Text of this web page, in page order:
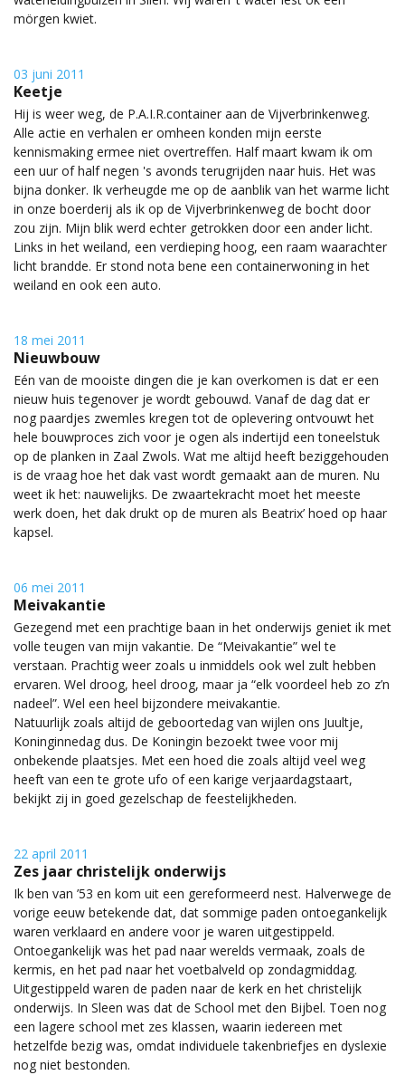
mörgen kwiet.
03 juni 2011
Keetje
Hij is weer weg, de P.A.I.R.container aan de Vijverbrinkenweg.
Alle actie en verhalen er omheen konden mijn eerste
kennismaking ermee niet overtreffen. Half maart kwam ik om
een uur of half negen 's avonds terugrijden naar huis. Het was
bijna donker. Ik verheugde me op de aanblik van het warme licht
in onze boerderij als ik op de Vijverbrinkenweg de bocht door
zou zijn. Mijn blik werd echter getrokken door een ander licht.
Links in het weiland, een verdieping hoog, een raam waarachter
licht brandde. Er stond nota bene een containerwoning in het
weiland en ook een auto.
18 mei 2011
Nieuwbouw
Eén van de mooiste dingen die je kan overkomen is dat er een
nieuw huis tegenover je wordt gebouwd. Vanaf de dag dat er
nog paardjes zwemles kregen tot de oplevering ontvouwt het
hele bouwproces zich voor je ogen als indertijd een toneelstuk
op de planken in Zaal Zwols. Wat me altijd heeft beziggehouden
is de vraag hoe het dak vast wordt gemaakt aan de muren. Nu
weet ik het: nauwelijks. De zwaartekracht moet het meeste
werk doen, het dak drukt op de muren als Beatrix’ hoed op haar
kapsel.
06 mei 2011
Meivakantie
Gezegend met een prachtige baan in het onderwijs geniet ik met
volle teugen van mijn vakantie. De “Meivakantie” wel te
verstaan. Prachtig weer zoals u inmiddels ook wel zult hebben
ervaren. Wel droog, heel droog, maar ja “elk voordeel heb zo z’n
nadeel”. Wel een heel bijzondere meivakantie.
Natuurlijk zoals altijd de geboortedag van wijlen ons Juultje,
Koninginnedag dus. De Koningin bezoekt twee voor mij
onbekende plaatsjes. Met een hoed die zoals altijd veel weg
heeft van een te grote ufo of een karige verjaardagstaart,
bekijkt zij in goed gezelschap de feestelijkheden.
22 april 2011
Zes jaar christelijk onderwijs
Ik ben van ’53 en kom uit een gereformeerd nest. Halverwege de
vorige eeuw betekende dat, dat sommige paden ontoegankelijk
waren verklaard en andere voor je waren uitgestippeld.
Ontoegankelijk was het pad naar werelds vermaak, zoals de
kermis, en het pad naar het voetbalveld op zondagmiddag.
Uitgestippeld waren de paden naar de kerk en het christelijk
onderwijs. In Sleen was dat de School met den Bijbel. Toen nog
een lagere school met zes klassen, waarin iedereen met
hetzelfde bezig was, omdat individuele takenbriefjes en dyslexie
nog niet bestonden.